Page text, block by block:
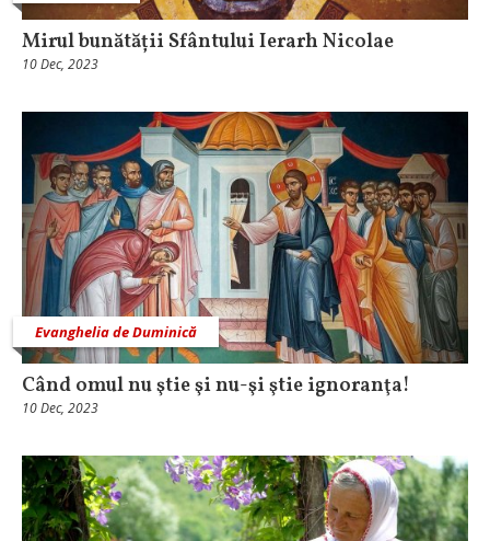
Mirul bunătății Sfântului Ierarh Nicolae
10 Dec, 2023
Evanghelia de Duminică
Când omul nu ştie şi nu-şi ştie ignoranţa!
10 Dec, 2023